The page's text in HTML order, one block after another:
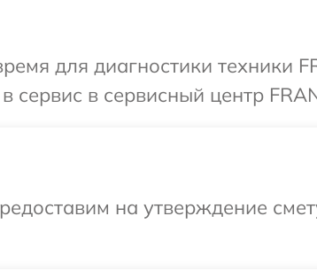
для диагностики техники
сервис в сервисный центр
на утверждение